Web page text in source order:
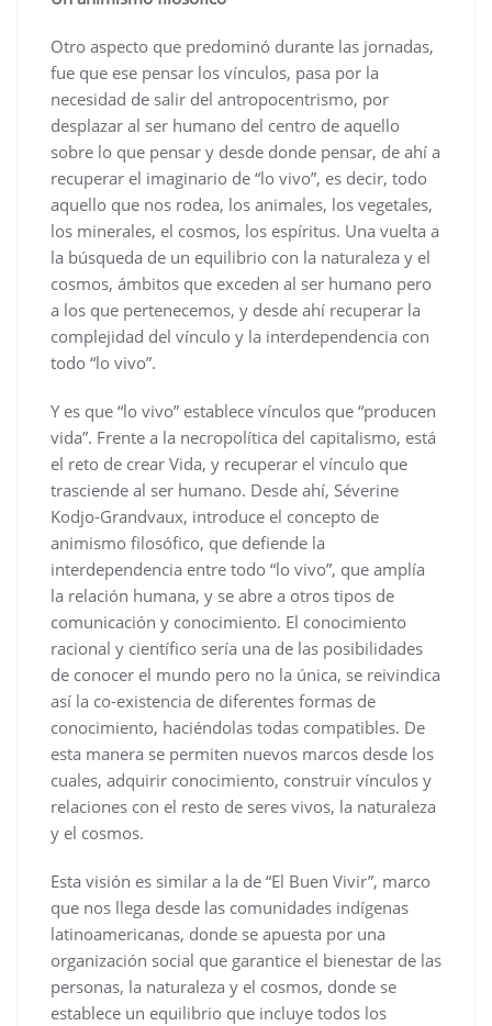
Otro aspecto que predominó durante las jornadas,
fue que ese pensar los vínculos, pasa por la
necesidad de salir del antropocentrismo, por
desplazar al ser humano del centro de aquello
sobre lo que pensar y desde donde pensar, de ahí a
recuperar el imaginario de “lo vivo”, es decir, todo
aquello que nos rodea, los animales, los vegetales,
los minerales, el cosmos, los espíritus. Una vuelta a
la búsqueda de un equilibrio con la naturaleza y el
cosmos, ámbitos que exceden al ser humano pero
a los que pertenecemos, y desde ahí recuperar la
complejidad del vínculo y la interdependencia con
todo “lo vivo”.
Y es que “lo vivo” establece vínculos que “producen
vida”. Frente a la necropolítica del capitalismo, está
el reto de crear Vida, y recuperar el vínculo que
trasciende al ser humano. Desde ahí, Séverine
Kodjo-Grandvaux, introduce el concepto de
animismo filosófico, que defiende la
interdependencia entre todo “lo vivo”, que amplía
la relación humana, y se abre a otros tipos de
comunicación y conocimiento. El conocimiento
racional y científico sería una de las posibilidades
de conocer el mundo pero no la única, se reivindica
así la co-existencia de diferentes formas de
conocimiento, haciéndolas todas compatibles. De
esta manera se permiten nuevos marcos desde los
cuales, adquirir conocimiento, construir vínculos y
relaciones con el resto de seres vivos, la naturaleza
y el cosmos.
Esta visión es similar a la de “El Buen Vivir”, marco
que nos llega desde las comunidades indígenas
latinoamericanas, donde se apuesta por una
organización social que garantice el bienestar de las
personas, la naturaleza y el cosmos, donde se
establece un equilibrio que incluye todos los